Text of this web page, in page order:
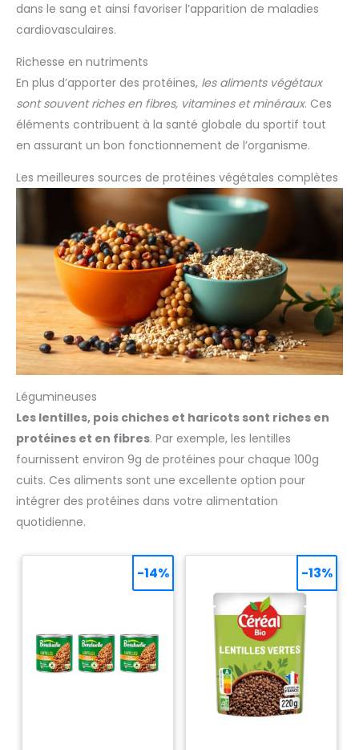
dans le sang et ainsi favoriser l’apparition de maladies
cardiovasculaires.
Richesse en nutriments
En plus d’apporter des protéines, les aliments végétaux
sont souvent riches en fibres, vitamines et minéraux. Ces
éléments contribuent à la santé globale du sportif tout
en assurant un bon fonctionnement de l’organisme.
Les meilleures sources de protéines végétales complètes
Légumineuses
Les lentilles, pois chiches et haricots sont riches en
protéines et en fibres. Par exemple, les lentilles
fournissent environ 9g de protéines pour chaque 100g
cuits. Ces aliments sont une excellente option pour
intégrer des protéines dans votre alimentation
quotidienne.
-14% -13%